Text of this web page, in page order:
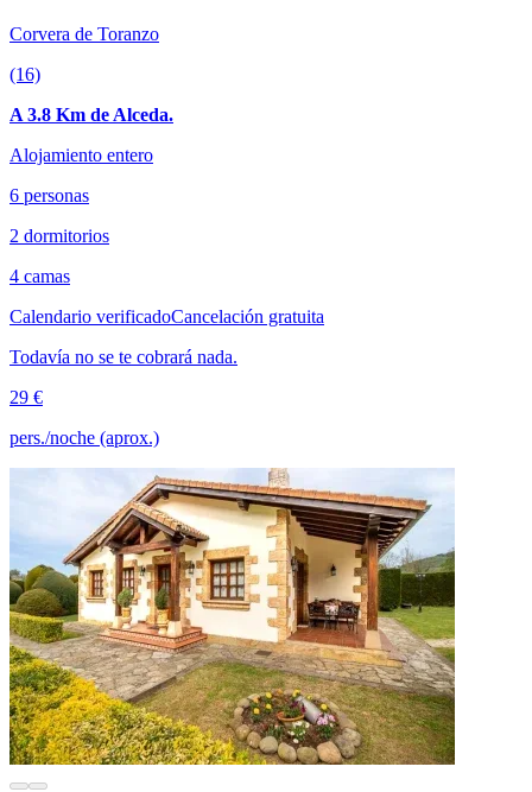
Corvera de Toranzo
(16)
A 3.8 Km de Alceda.
Alojamiento entero
6 personas
2 dormitorios
4 camas
Calendario verificadoCancelación gratuita
Todavía no se te cobrará nada.
29 €
pers./noche (aprox.)